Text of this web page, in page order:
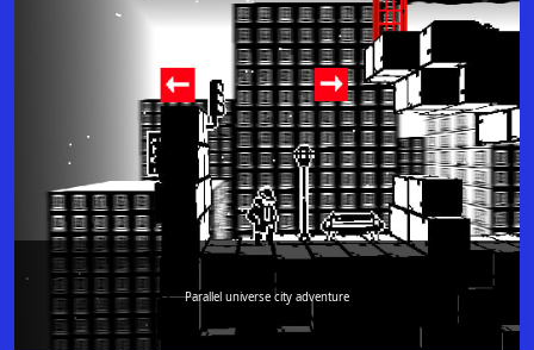
Parallel universe city adventure